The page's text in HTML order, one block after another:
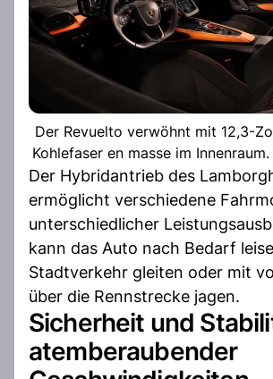
Der Revuelto verwöhnt mit 12,3-
Kohlefaser en masse im
Der Hybridantrieb des
ermöglicht verschiedene
unterschiedlicher
kann das Auto nach Bedarf
Stadtverkehr gleiten oder mit
über die Rennstrecke jagen.
Sicherheit und
atemberaubender